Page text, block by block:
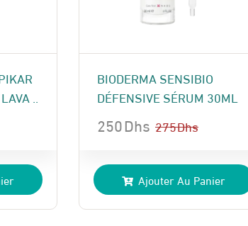
..
BIODERMA SENSIBIO
DÉFENSIVE SÉRUM 30ML
275Dhs
prix
initial
était :
250Dhs
prix
actuel
est :
Ajouter Au Panier